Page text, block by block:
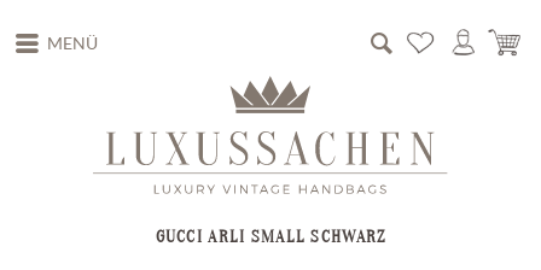
MENÜ
GUCCI ARLI SMALL SCHWARZ